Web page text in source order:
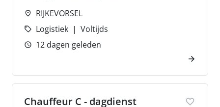
RIJKEVORSEL
Logistiek
Voltijds
12 dagen geleden
Chauffeur C - dagdienst